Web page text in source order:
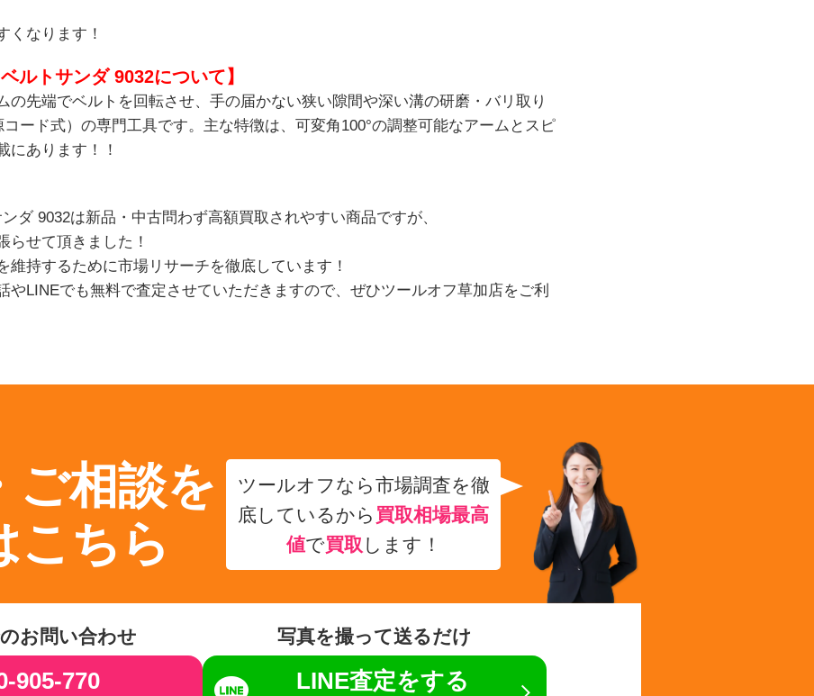
くなります！
ルトサンダ 9032について】
の先端でベルトを回転させ、手の届かない狭い隙間や深い溝の研磨・バリ取り
コード式）の専門工具です。主な特徴は、可変角100°の調整可能なアームとスピ
にあります！！
ダ 9032は新品・中古問わず高額買取されやすい商品ですが、
らせて頂きました！
維持するために市場リサーチを徹底しています！
やLINEでも無料で査定させていただきますので、ぜひツールオフ草加店をご利
ご相談を
こちら
ツールオフなら市場調査を徹
底しているから 買取相場最高
値で買取 します！
お問い合わせ
905-770
写真を撮って送るだけ
LINE査定をする